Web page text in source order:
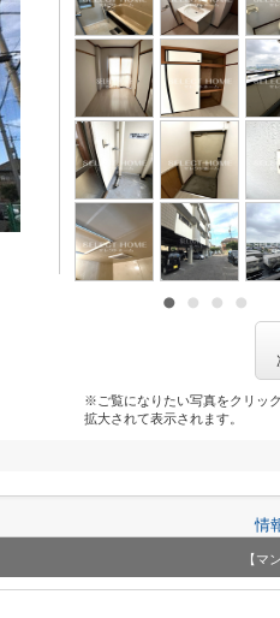
※ご覧になりたい写真をクリッ
拡大されて表示されます。
情
【マ